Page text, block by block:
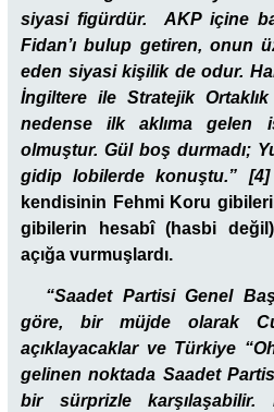
siyasi figürdür. AKP içine
Fidan’ı bulup getiren, onun
eden siyasi kişilik de odur.
İngiltere ile Stratejik Ortaklık
nedense ilk aklıma gelen
olmuştur. Gül boş durmadı;
gidip lobilerde konuştu.” [4]
kendisinin Fehmi Koru
gibilerin hesabî (hasbi değil)
açığa vurmuşlardı.
“Saadet Partisi Genel
göre, bir müjde olarak
açıklayacaklar ve Türkiye
gelinen noktada Saadet
bir sürprizle karşılaşabilir.